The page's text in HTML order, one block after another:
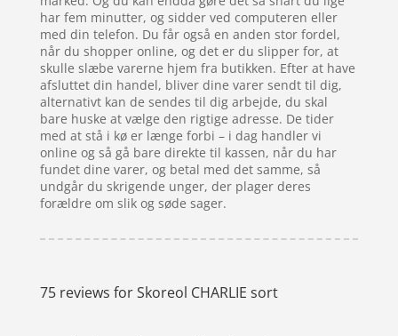
har fem minutter, og sidder ved computeren eller
med din telefon. Du får også en anden stor fordel,
når du shopper online, og det er du slipper for, at
skulle slæbe varerne hjem fra butikken. Efter at have
afsluttet din handel, bliver dine varer sendt til dig,
alternativt kan de sendes til dig arbejde, du skal
bare huske at vælge den rigtige adresse. De tider
med at stå i kø er længe forbi – i dag handler vi
online og så gå bare direkte til kassen, når du har
fundet dine varer, og betal med det samme, så
undgår du skrigende unger, der plager deres
forældre om slik og søde sager.
75 reviews forSkoreol CHARLIE sort